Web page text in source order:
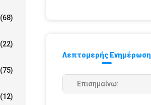
(68)
(22)
(75)
(12)
Λεπτομερής Ενημέρωση
Επισημαίνω: